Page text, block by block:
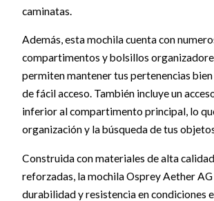
caminatas.
Además, esta mochila cuenta con
compartimentos y bolsillos
permiten mantener tus pertenencias
de fácil acceso. También incluye un
inferior al compartimento principal, lo
organización y la búsqueda de tus
Construida con materiales de alta
reforzadas, la mochila Osprey Aether
durabilidad y resistencia en condiciones